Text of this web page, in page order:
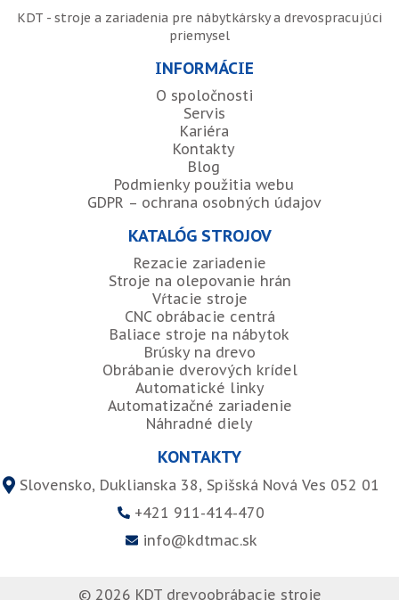
KDT - stroje a zariadenia pre nábytkársky a drevospracujúci
priemysel
INFORMÁCIE
O spoločnosti
Servis
Kariéra
Kontakty
Blog
Podmienky použitia webu
GDPR – ochrana osobných údajov
KATALÓG STROJOV
Rezacie zariadenie
Stroje na olepovanie hrán
Vŕtacie stroje
CNC obrábacie centrá
Baliace stroje na nábytok
Brúsky na drevo
Obrábanie dverových krídel
Automatické linky
Automatizačné zariadenie
Náhradné diely
KONTAKTY
Slovensko, Duklianska 38, Spišská Nová Ves 052 01
+421 911-414-470
info@kdtmac.sk
© 2026 KDT drevoobrábacie stroje